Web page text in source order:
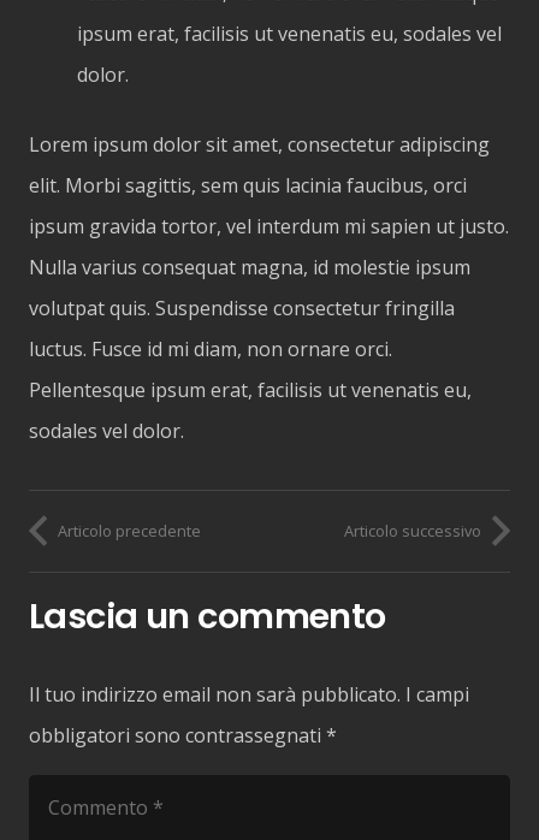
ipsum erat, facilisis ut venenatis eu, sodales vel
dolor.
Lorem ipsum dolor sit amet, consectetur adipiscing
elit. Morbi sagittis, sem quis lacinia faucibus, orci
ipsum gravida tortor, vel interdum mi sapien ut justo.
Nulla varius consequat magna, id molestie ipsum
volutpat quis. Suspendisse consectetur fringilla
luctus. Fusce id mi diam, non ornare orci.
Pellentesque ipsum erat, facilisis ut venenatis eu,
sodales vel dolor.
Articolo precedente Articolo successivo
Lascia un commento
Il tuo indirizzo email non sarà pubblicato. I campi
obbligatori sono contrassegnati *